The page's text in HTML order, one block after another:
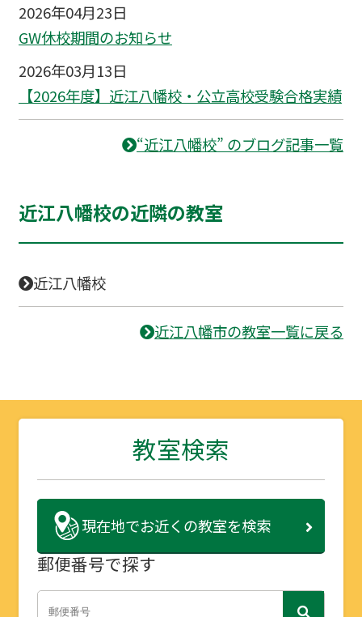
2026年04月23日
GW休校期間のお知らせ
2026年03月13日
【2026年度】近江八幡校・公立高校受験合格実績
“近江八幡校” のブログ記事一覧
近江八幡校の近隣の教室
近江八幡校
近江八幡市の教室一覧に戻る
教室検索
現在地でお近くの教室を検索
郵便番号で探す